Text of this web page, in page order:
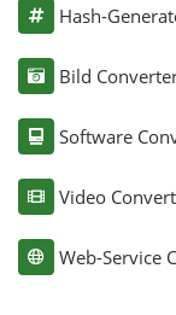
Hash-
Bild
Software
Video
Web-Service